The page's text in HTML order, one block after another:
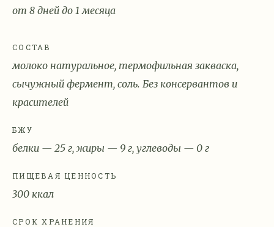
от 8 дней до 1 месяца
СОСТАВ
молоко натуральное, термофильная закваска,
сычужный фермент, соль. Без консервантов и
красителей
БЖУ
белки — 25 г, жиры — 9 г, углеводы — 0 г
ПИЩЕВАЯ ЦЕННОСТЬ
300 ккал
СРОК ХРАНЕНИЯ